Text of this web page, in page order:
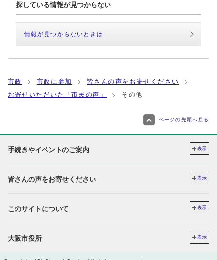
探している情報が見つからない
情報が見つからないときは
市政 市政に参加
皆さんの声をお寄せください
お寄せいただいた「市民の声」
その他
ページの先頭へ戻る
手続きやイベントのご案内 表示
皆さんの声をお寄せください 表示
このサイトについて 表示
大阪市役所 表示